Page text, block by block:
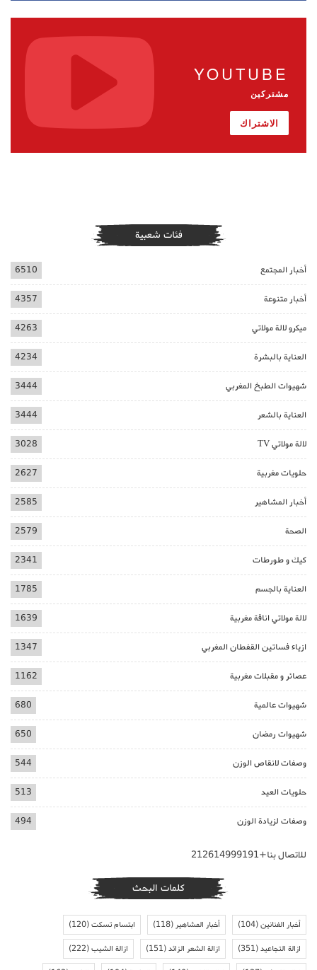
YOUTUBE
مشتركين
الاشتراك
فئات شعبية
أخبار المجتمع 6510
أخبار متنوعة 4357
ميكرو لالة مولاتي 4263
العناية بالبشرة 4234
شهيوات الطبخ المغربي 3444
العناية بالشعر 3444
لالة مولاتي TV 3028
حلويات مغربية 2627
أخبار المشاهير 2585
الصحة 2579
كيك و طورطات 2341
العناية بالجسم 1785
لالة مولاتي اناقة مغربية 1639
ازياء فساتين القفطان المغربي 1347
عصائر و مقبلات مغربية 1162
شهيوات عالمية 680
شهيوات رمضان 650
وصفات لانقاص الوزن 544
حلويات العيد 513
وصفات لزيادة الوزن 494
للاتصال بنا+212614999191
كلمات البحث
أخبار الفنانين(104) أخبار المشاهير(118) ابتسام تسكت(120)
ازالة التجاعيد(351) ازالة الشعر الزائد(151) ازالة الشيب(222)